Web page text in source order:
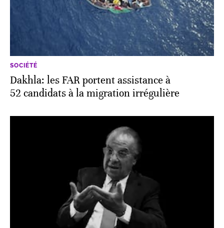
SOCIÉTÉ
Dakhla: les FAR portent assistance à
52 candidats à la migration irrégulière